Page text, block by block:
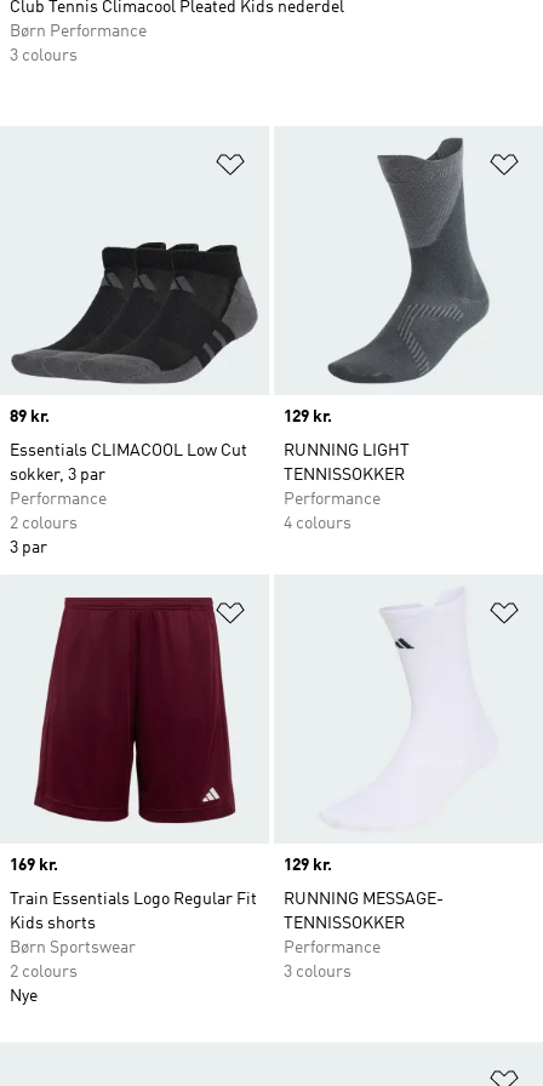
Føj til ønskeliste
Price
89 kr.
Essentials CLIMACOOL Low Cut
sokker, 3 par
Performance
2 colours
3 par
Price
129 kr.
RUNNING LIGHT
TENNISSOKKER
Performance
4 colours
Føj til ønskeliste
Price
169 kr.
Train Essentials Logo Regular Fit
Kids shorts
Børn Sportswear
2 colours
Nye
Price
129 kr.
RUNNING MESSAGE-
TENNISSOKKER
Performance
3 colours
Club Tennis Climacool Pleated Kids nederdel
Børn Performance
3 colours